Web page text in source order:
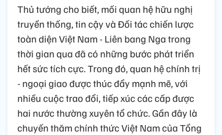
Thủ tướng cho biết, mối quan hệ hữu nghị
truyền thống, tin cậy và Đối tác chiến lược
toàn diện Việt Nam - Liên bang Nga trong
thời gian qua đã có những bước phát triển
hết sức tích cực. Trong đó, quan hệ chính trị
- ngoại giao được thúc đẩy mạnh mẽ, với
nhiều cuộc trao đổi, tiếp xúc các cấp được
hai nước thường xuyên tổ chức. Gần đây là
chuyến thăm chính thức Việt Nam của Tổng